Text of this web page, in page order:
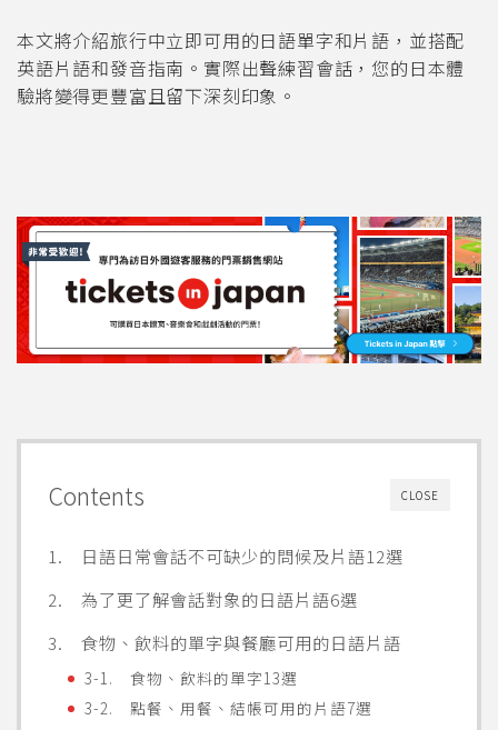
本文將介紹旅行中立即可用的日語單字和片語，並搭配
英語片語和發音指南。實際出聲練習會話，您的日本體
驗將變得更豐富且留下深刻印象。
CLOSE
Contents
1. 日語日常會話不可缺少的問候及片語12選
2. 為了更了解會話對象的日語片語6選
3. 食物、飲料的單字與餐廳可用的日語片語
3-1. 食物、飲料的單字13選
3-2. 點餐、用餐、結帳可用的片語7選